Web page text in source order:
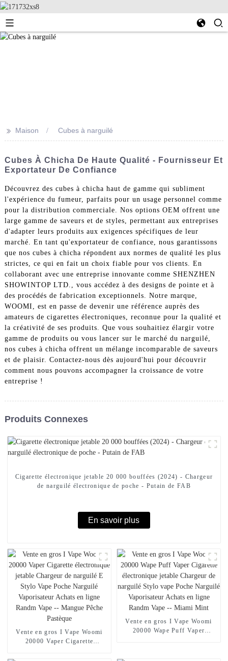
>> Maison Cubes à narguilé
Cubes À Chicha De Haute Qualité - Fournisseur Et
Exportateur De Confiance
Découvrez des cubes à chicha haut de gamme qui subliment
l'expérience du fumeur, parfaits pour un usage personnel comme
pour la distribution commerciale. Nos options OEM offrent une
large gamme de saveurs et de styles, permettant aux entreprises
d'adapter leurs produits aux exigences spécifiques de leur
marché. En tant qu'exportateur de confiance, nous garantissons
que nos cubes à chicha répondent aux normes de qualité les plus
strictes, ce qui en fait un choix fiable pour vos clients. En
collaborant avec une entreprise innovante comme SHENZHEN
SHOWINTOP LTD., vous accédez à des designs de pointe et à
des procédés de fabrication exceptionnels. Notre marque,
WOOMI, est en passe de devenir une référence auprès des
amateurs de cigarettes électroniques, reconnue pour la qualité et
la créativité de ses produits. Que vous souhaitiez élargir votre
gamme de produits ou vous lancer sur le marché du narguilé,
nos cubes à chicha offrent un mélange incomparable de saveurs
et de plaisir. Contactez-nous dès aujourd'hui pour découvrir
comment nous pouvons accompagner la croissance de votre
entreprise !
Produits Connexes
Cigarette électronique jetable 20 000 bouffées (2024) - Chargeur
de narguilé électronique de poche - Putain de FAB
En savoir plus
Vente en gros I Vape Woomi
20000 Vaper Cigarette
Vente en gros I Vape Woomi
20000 Wape Puff Vaper